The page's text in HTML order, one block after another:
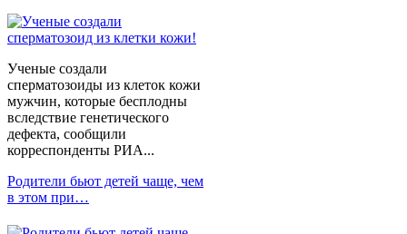
Ученые создали
сперматозоиды из клеток кожи
мужчин, которые бесплодны
вследствие генетического
дефекта, сообщили
корреспонденты РИА...
Родители бьют детей чаще, чем
в этом при…